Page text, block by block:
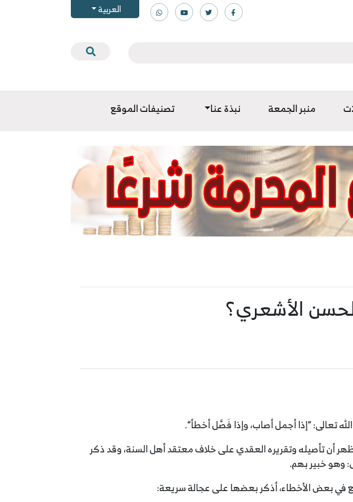
العربية
منبر الجمعة نبذة عنا تصنيفات الموقع
الأشعري؟
تعالى:“إذا أجمل أصاب، وإذا فَصَّل أخطأ“
.
أن تأصيله وتقريره العقدي على خلاف معتقد أهل السنة، وقد ذكر
وهو خبير بهم.
في بعض الأخطاء، أذكر بعضها على عجالة سريعة: